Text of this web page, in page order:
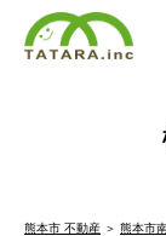
熊本市 不動産 ＞ 熊本市